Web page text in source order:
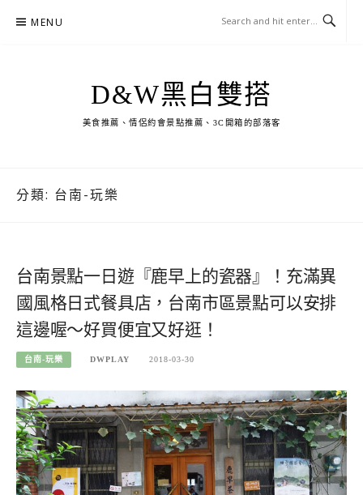
MENU
D&W黑白雙搭
美食推薦、情侶約會景點推薦、3C開箱的部落客
分類: 台南-玩樂
台南景點一日遊『鹿早上的瓷器』！充滿異
國風格日式餐具店，台南市區景點可以安排
這邊喔～好買便宜又好逛！
台南-玩樂 DWPLAY 2018-03-30